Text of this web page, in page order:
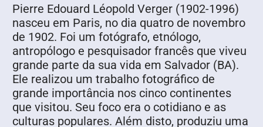
Pierre Edouard Léopold Verger (1902-1996)
nasceu em Paris, no dia quatro de novembro
de 1902. Foi um fotógrafo, etnólogo,
antropólogo e pesquisador francês que viveu
grande parte da sua vida em Salvador (BA).
Ele realizou um trabalho fotográfico de
grande importância nos cinco continentes
que visitou. Seu foco era o cotidiano e as
culturas populares. Além disto, produziu uma